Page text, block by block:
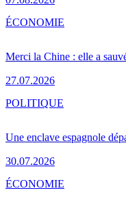
Merci la Chine : elle a
27.07.2026
ÉCONOMIE
Une enclave espagnole
30.07.2026
POLITIQUE
ÉCONOMIE